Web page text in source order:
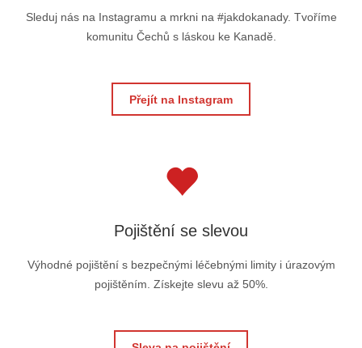
Sleduj nás na Instagramu a mrkni na #jakdokanady. Tvoříme
komunitu Čechů s láskou ke Kanadě.
Přejít na Instagram
Pojištění se slevou
Výhodné pojištění s bezpečnými léčebnými limity i úrazovým
pojištěním. Získejte slevu až 50%.